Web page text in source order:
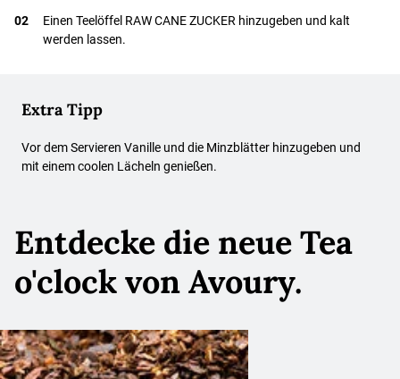
02
Einen Teelöffel RAW CANE ZUCKER hinzugeben und kalt
werden lassen.
Extra Tipp
Vor dem Servieren Vanille und die Minzblätter hinzugeben und
mit einem coolen Lächeln genießen.
Entdecke die neue Tea
o'clock von Avoury.